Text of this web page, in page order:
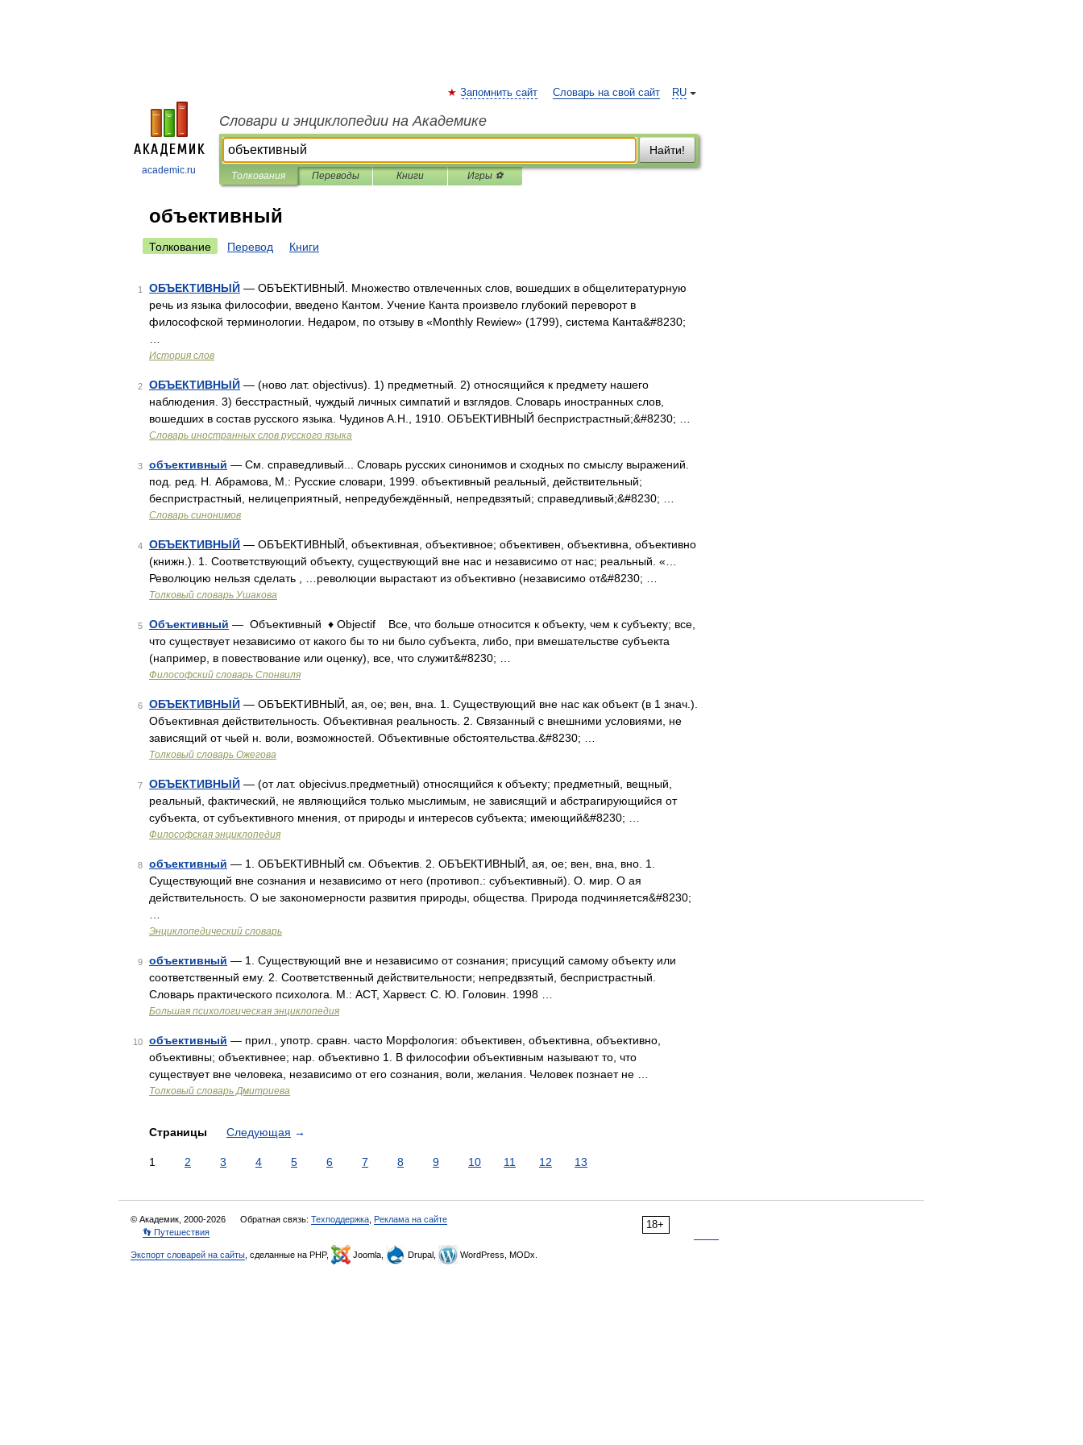
academic.ru
RU
Запомнить сайт Словарь на свой сайт
Словари и энциклопедии на Академике
Найти!
Толкования Переводы Книги Игры ⚽
объективный
Толкование Перевод Книги
1 ОБЪЕКТИВНЫЙ — ОБЪЕКТИВНЫЙ. Множество отвлеченных слов, вошедших в общелитературную
речь из языка философии, введено Кантом. Учение Канта произвело глубокий переворот в
философской терминологии. Недаром, по отзыву в «Monthly Rewiew» (1799), система Канта&#8230;
История слов
2 ОБЪЕКТИВНЫЙ — (ново лат. objectivus). 1) предметный. 2) относящийся к предмету нашего
наблюдения. 3) бесстрастный, чуждый личных симпатий и взглядов. Словарь иностранных слов,
вошедших в состав русского языка. Чудинов А.Н., 1910. ОБЪЕКТИВНЫЙ беспристрастный;&#8230; …
Словарь иностранных слов русского языка
3 объективный — См. справедливый... Словарь русских синонимов и сходных по смыслу выражений.
под. ред. Н. Абрамова, М.: Русские словари, 1999. объективный реальный, действительный;
беспристрастный, нелицеприятный, непредубеждённый, непредвзятый; справедливый;&#8230; …
Словарь синонимов
4 ОБЪЕКТИВНЫЙ — ОБЪЕКТИВНЫЙ, объективная, объективное; объективен, объективна, объективно
(книжн.). 1. Соответствующий объекту, существующий вне нас и независимо от нас; реальный. «…
Революцию нельзя сделать , …революции вырастают из объективно (независимо от&#8230; …
Толковый словарь Ушакова
5 Объективный — Объективный ♦ Objectif Все, что больше относится к объекту, чем к субъекту; все,
что существует независимо от какого бы то ни было субъекта, либо, при вмешательстве субъекта
(например, в повествование или оценку), все, что служит&#8230; …
Философский словарь Спонвиля
6 ОБЪЕКТИВНЫЙ — ОБЪЕКТИВНЫЙ, ая, ое; вен, вна. 1. Существующий вне нас как объект (в 1 знач.).
Объективная действительность. Объективная реальность. 2. Связанный с внешними условиями, не
зависящий от чьей н. воли, возможностей. Объективные обстоятельства.&#8230; …
Толковый словарь Ожегова
7 ОБЪЕКТИВНЫЙ — (от лат. objecivus.предметный) относящийся к объекту; предметный, вещный,
реальный, фактический, не являющийся только мыслимым, не зависящий и абстрагирующийся от
субъекта, от субъективного мнения, от природы и интересов субъекта; имеющий&#8230; …
Философская энциклопедия
8 объективный — 1. ОБЪЕКТИВНЫЙ см. Объектив. 2. ОБЪЕКТИВНЫЙ, ая, ое; вен, вна, вно. 1.
Существующий вне сознания и независимо от него (противоп.: субъективный). О. мир. О ая
действительность. О ые закономерности развития природы, общества. Природа подчиняется&#8230;
Энциклопедический словарь
9 объективный — 1. Существующий вне и независимо от сознания; присущий самому объекту или
соответственный ему. 2. Соответственный действительности; непредвзятый, беспристрастный.
Словарь практического психолога. М.: АСТ, Харвест. С. Ю. Головин. 1998 …
Большая психологическая энциклопедия
10 объективный — прил., употр. сравн. часто Морфология: объективен, объективна, объективно,
объективны; объективнее; нар. объективно 1. В философии объективным называют то, что
существует вне человека, независимо от его сознания, воли, желания. Человек познает не …
Толковый словарь Дмитриева
Страницы Следующая →
1 2 3 4 5 6 7 8 9 10 11 12 13
18+
© Академик, 2000-2026 Обратная связь: Техподдержка Реклама на сайте
👣 Путешествия
Экспорт словарей на сайты , сделанные на PHP, Joomla, Drupal, WordPress, MODx.